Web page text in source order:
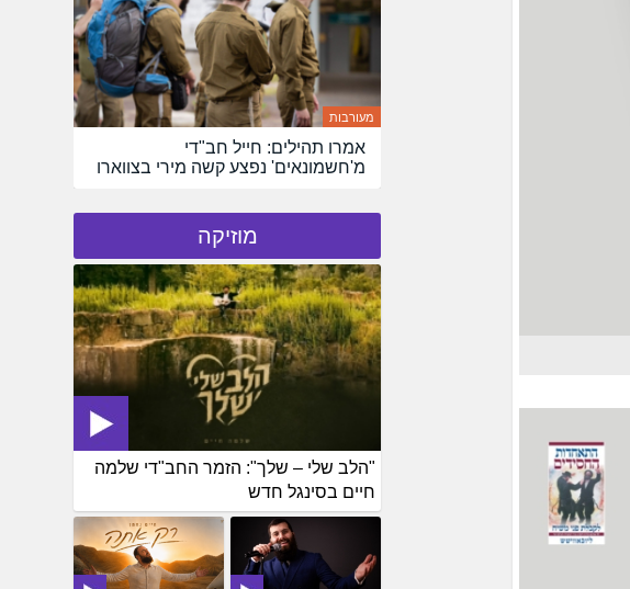
מעורבות
אמרו תהילים: חייל חב"די
מ'חשמונאים' נפצע קשה מירי בצווארו
מוזיקה
"הלב שלי – שלך": הזמר החב"די שלמה
חיים בסינגל חדש